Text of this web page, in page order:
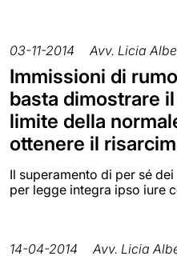
03-11-2014 Avv. Licia
Immissioni di
basta dimostrare
limite della
ottenere il
Il superamento di per sé
per legge integra ipso iure
14-04-2014 Avv. Licia